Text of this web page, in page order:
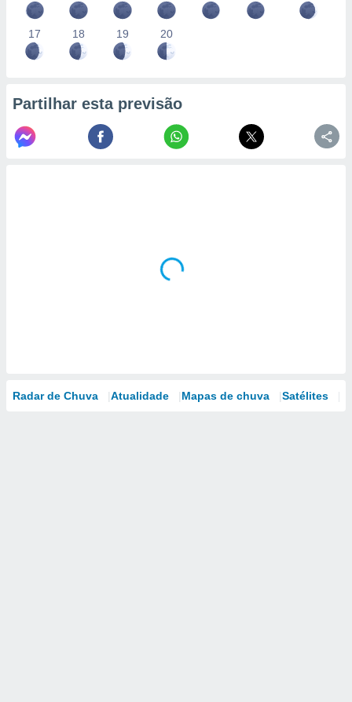
17 18 19 20
Partilhar esta previsão
Radar de Chuva Atualidade Mapas de chuva Satélites